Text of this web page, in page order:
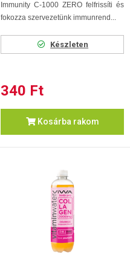
Immunity C-1000 ZERO felfrissíti és
fokozza szervezetünk immunrend...
Készleten
340 Ft
Kosárba rakom